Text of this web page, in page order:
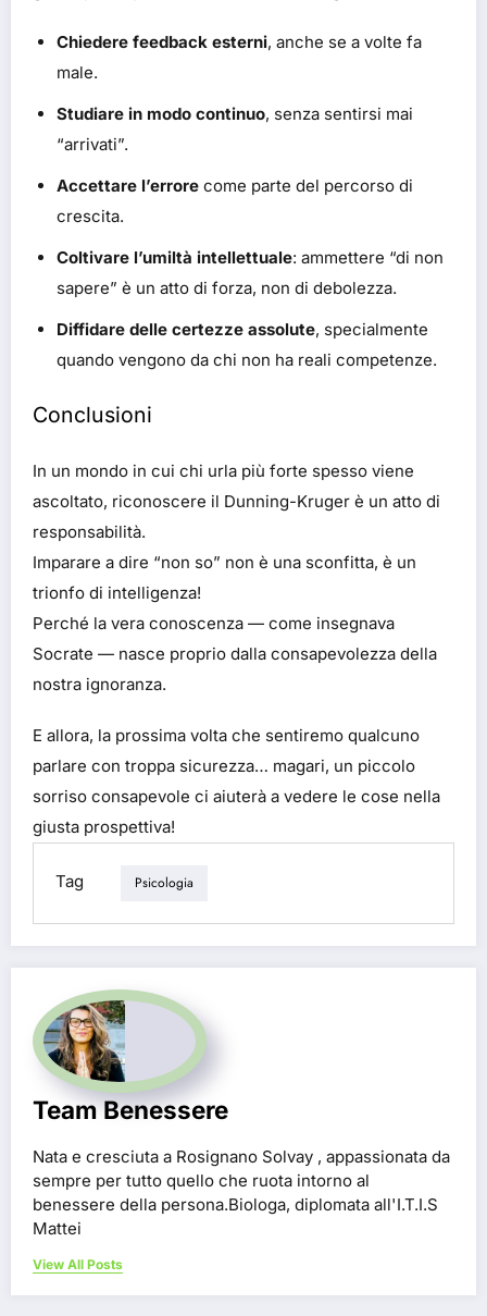
Chiedere feedback esterni, anche se a volte fa
male.
Studiare in modo continuo, senza sentirsi mai
“arrivati”.
Accettare l’errore come parte del percorso di
crescita.
Coltivare l’umiltà intellettuale: ammettere “di non
sapere” è un atto di forza, non di debolezza.
Diffidare delle certezze assolute, specialmente
quando vengono da chi non ha reali competenze.
Conclusioni
In un mondo in cui chi urla più forte spesso viene
ascoltato, riconoscere il Dunning-Kruger è un atto di
responsabilità.
Imparare a dire “non so” non è una sconfitta, è un
trionfo di intelligenza!
Perché la vera conoscenza — come insegnava
Socrate — nasce proprio dalla consapevolezza della
nostra ignoranza.
E allora, la prossima volta che sentiremo qualcuno
parlare con troppa sicurezza… magari, un piccolo
sorriso consapevole ci aiuterà a vedere le cose nella
giusta prospettiva!
Tag Psicologia
Team Benessere
Nata e cresciuta a Rosignano Solvay , appassionata da
sempre per tutto quello che ruota intorno al
benessere della persona.Biologa, diplomata all'I.T.I.S
Mattei
View All Posts